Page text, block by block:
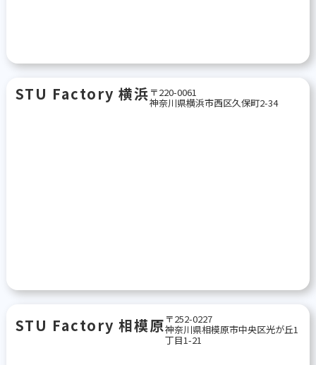
STU Factory 横浜 〒220-0061
神奈川県横浜市西区久保町2-34
STU Factory 相模原 〒252-0227
神奈川県相模原市中央区光が丘1
丁目1-21